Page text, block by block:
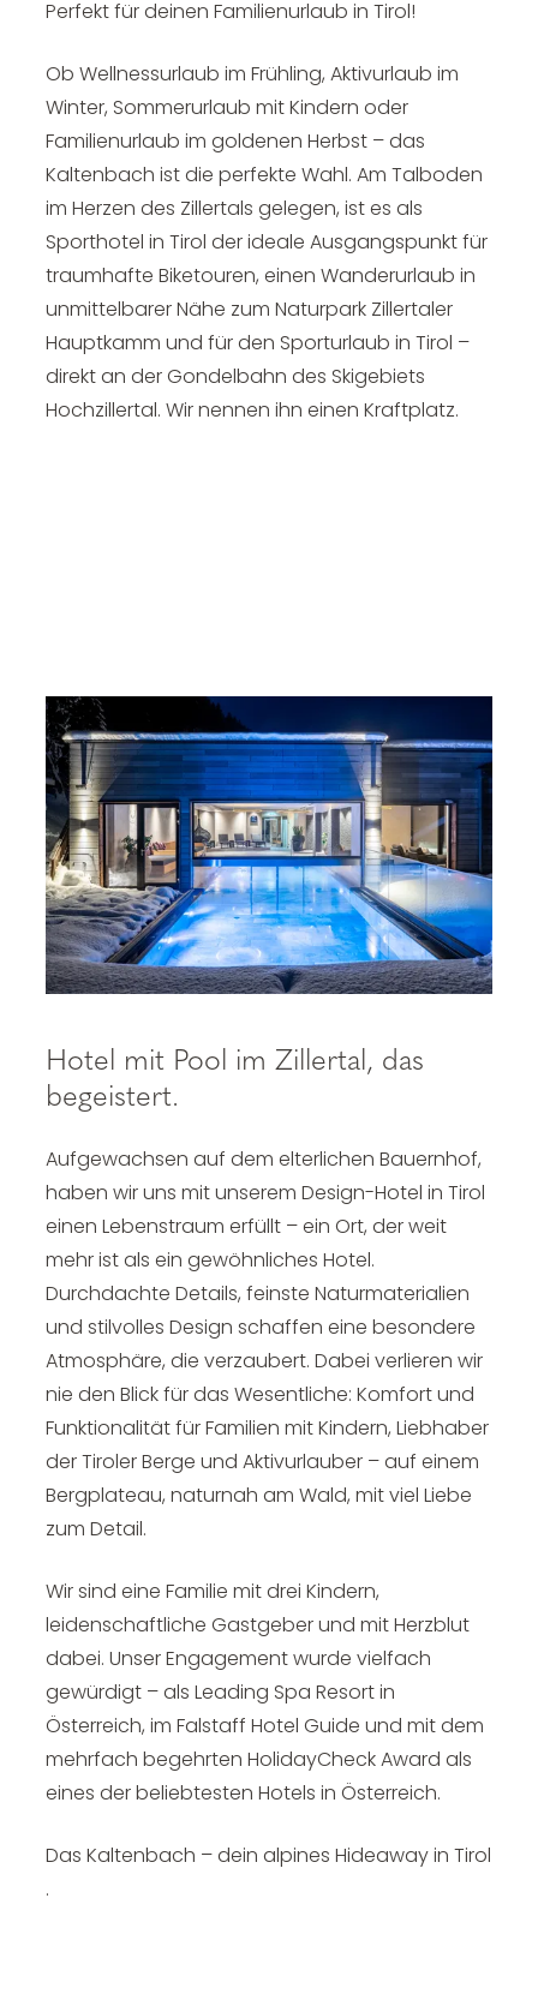
Perfekt für deinen Familienurlaub in Tirol!
Ob Wellnessurlaub im Frühling, Aktivurlaub im
Winter, Sommerurlaub mit Kindern oder
Familienurlaub im goldenen Herbst – das
Kaltenbach ist die perfekte Wahl. Am Talboden
im Herzen des Zillertals gelegen, ist es als
Sporthotel in Tirol der ideale Ausgangspunkt für
traumhafte Biketouren, einen Wanderurlaub in
unmittelbarer Nähe zum Naturpark Zillertaler
Hauptkamm und für den Sporturlaub in Tirol –
direkt an der Gondelbahn des Skigebiets
Hochzillertal. Wir nennen ihn einen Kraftplatz.
Hotel mit Pool im Zillertal, das
begeistert.
Aufgewachsen auf dem elterlichen Bauernhof,
haben wir uns mit unserem Design-Hotel in Tirol
einen Lebenstraum erfüllt – ein Ort, der weit
mehr ist als ein gewöhnliches Hotel.
Durchdachte Details, feinste Naturmaterialien
und stilvolles Design schaffen eine besondere
Atmosphäre, die verzaubert. Dabei verlieren wir
nie den Blick für das Wesentliche: Komfort und
Funktionalität für Familien mit Kindern, Liebhaber
der Tiroler Berge und Aktivurlauber – auf einem
Bergplateau, naturnah am Wald, mit viel Liebe
zum Detail.
Wir sind eine Familie mit drei Kindern,
leidenschaftliche Gastgeber und mit Herzblut
dabei. Unser Engagement wurde vielfach
gewürdigt – als Leading Spa Resort in
Österreich, im Falstaff Hotel Guide und mit dem
mehrfach begehrten HolidayCheck Award als
eines der beliebtesten Hotels in Österreich.
Das Kaltenbach – dein alpines Hideaway in Tirol
.